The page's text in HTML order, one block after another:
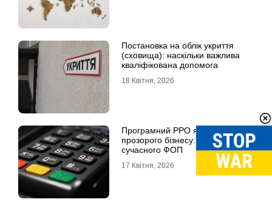
Постановка на облік укриття
(сховища): наскільки важлива
кваліфікована допомога
18 Квітня, 2026
Програмний РРО як фундамент
прозорого бізнесу: посібник для
сучасного ФОП
17 Квітня, 2026